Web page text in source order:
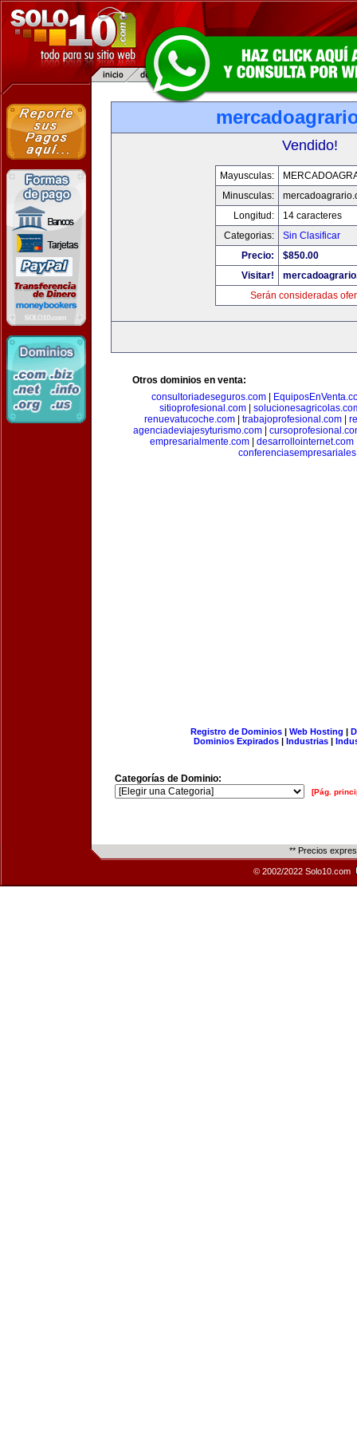
Vendido!
Mayusculas:
Minusculas:
Longitud:
14 caracteres
Categorias:
Sin Clasificar
Precio:
$850.00
Visitar!
Serán consideradas
Otros dominios en venta:
consultoriadeseguros.com|
sitioprofesional.com
renuevatucoche.com
trabajoprofesional.com
agenciadeviajesyturismo.com
empresarialmente.com
desarrollointernet.com
Registro de Dominios| Web Hosting |
Dominios Expirados | Industrias |
Categorías de Dominio:
[Pág.
** Precios
© 2002/2022 Solo10.com